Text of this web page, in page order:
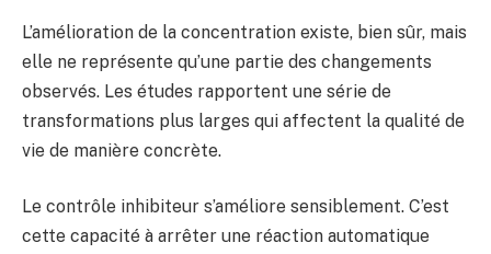
L’amélioration de la concentration existe, bien sûr, mais
elle ne représente qu’une partie des changements
observés. Les études rapportent une série de
transformations plus larges qui affectent la qualité de
vie de manière concrète.
Le contrôle inhibiteur s’améliore sensiblement. C’est
cette capacité à arrêter une réaction automatique